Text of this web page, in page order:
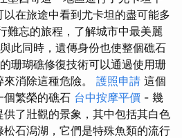
在旅途中看到尤卡坦的盡可能多
難忘的旅程，了解城市中最美麗
此同時，遺傳身份也使整個礁石
珊瑚礁修復技術可以通過使用珊
消除這種危險。 護照申請 這個
個繁榮的礁石 台中按摩平價 - 幾
了壯觀的景象，其中包括其白色
石潟湖，它們是特殊魚類的流行